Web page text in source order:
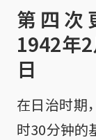
第四次
1942年
日
在日治时期
时30分钟的